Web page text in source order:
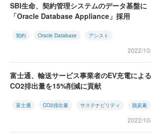
SBI生命、契約管理システムのデータ基盤に
「Oracle Database Appliance」採用
契約 Oracle Database アシスト
2022/
富士通、輸送サービス事業者のEV充電による
CO2排出量を15%削減に貢献
富士通 CO2排出量 サステナビリティ 脱炭素
2022/